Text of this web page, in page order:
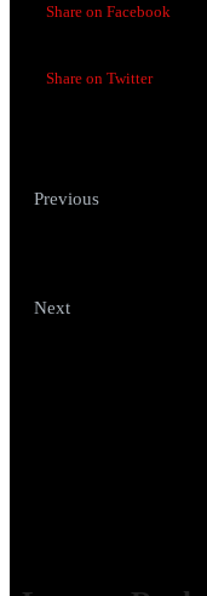
Share on Facebook
Share on Twitter
Previous
Next